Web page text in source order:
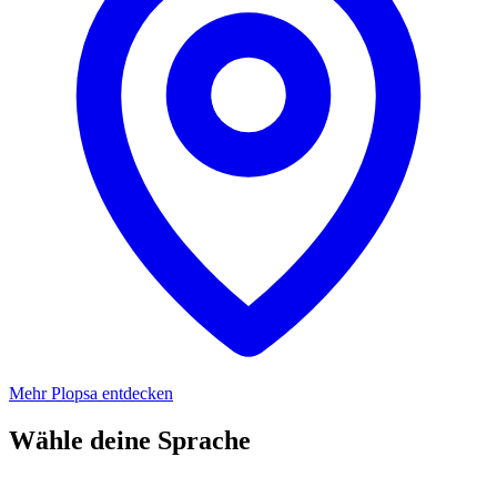
Mehr Plopsa entdecken
Wähle deine Sprache